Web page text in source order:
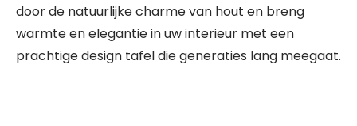
door de natuurlijke charme van hout en breng
warmte en elegantie in uw interieur met een
prachtige design tafel die generaties lang meegaat.